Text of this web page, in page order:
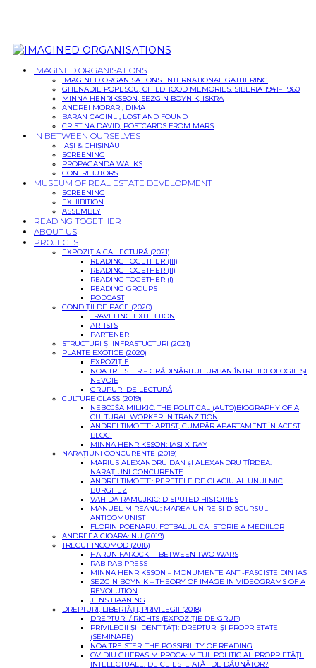
IMAGINED ORGANISATIONS
IMAGINED ORGANISATIONS. INTERNATIONAL GATHERING
GHENADIE POPESCU, CHILDHOOD MEMORIES. SIBERIA 1941– 1960
MINNA HENRIKSSON, SEZGIN BOYNIK, ISKRA
ANDREI MORARI, DIMA
BARAN CAGINLI, LOST AND FOUND
CRISTINA DAVID, POSTCARDS FROM MARS
IN BETWEEN OURSELVES
IAȘI & CHIȘINĂU
SCREENING
PROPAGANDA WALKS
CONTRIBUTORS
MUSEUM OF REAL ESTATE DEVELOPMENT
SCREENING
EXHIBITION
ASSEMBLY
READING TOGETHER
ABOUT US
PROJECTS
EXPOZIȚIA CA LECTURĂ (2021)
READING TOGETHER (III)
READING TOGETHER (II)
READING TOGETHER (I)
READING GROUPS
PODCAST
CONDIȚII DE PACE (2020)
TRAVELING EXHIBITION
ARTISTS
PARTENERI
STRUCTURI ȘI INFRASTUCTURI (2021)
PLANTE EXOTICE (2020)
EXPOZIȚIE
NOA TREISTER – GRĂDINĂRITUL URBAN ÎNTRE IDEOLOGIE ȘI
NEVOIE
GRUPURI DE LECTURĂ
CULTURE CLASS (2019)
NEBOJŠA MILIKIĆ: THE POLITICAL (AUTO)BIOGRAPHY OF A
CULTURAL WORKER IN TRANZITION
ANDREI TIMOFTE: ARTIST, CUMPĂR APARTAMENT ÎN ACEST
BLOC!
MINNA HENRIKSSON: IASI X-RAY
NARAȚIUNI CONCURENTE (2019)
MARIUS ALEXANDRU DAN șI ALEXANDRU ȚÎRDEA:
NARAȚIUNI CONCURENTE
ANDREI TIMOFTE: PERETELE DE CLACIU AL UNUI MIC
BURGHEZ
VAHIDA RAMUJKIC: DISPUTED HISTORIES
MANUEL MIREANU: MAREA UNIRE SI DISCURSUL
ANTICOMUNIST
FLORIN POENARU: FOTBALUL CA ISTORIE A MEDIILOR
ANDREEA CIOARA: NU (2019)
TRECUT INCOMOD (2018)
HARUN FAROCKI – BETWEEN TWO WARS
RAB RAB PRESS
MINNA HENRIKSSON – MONUMENTE ANTI-FASCISTE DIN IASI
SEZGIN BOYNIK – THEORY OF IMAGE IN VIDEOGRAMS OF A
REVOLUTION
JENS HAANING
DREPTURI, LIBERTĂȚI, PRIVILEGII (2018)
DREPTURI / RIGHTS (EXPOZIŢIE DE GRUP)
PRIVILEGII ŞI IDENTITĂŢI: DREPTURI ŞI PROPRIETATE
(SEMINARE)
NOA TREISTER: THE POSSIBILITY OF READING
OVIDIU GHERASIM PROCA: MITUL POLITIC AL PROPRIETĂŢII
INTELECTUALE. DE CE ESTE ATÂT DE DĂUNĂTOR?